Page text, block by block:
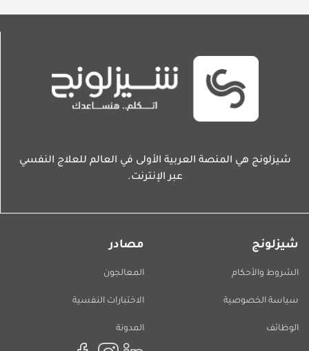
شيزلونج هي المنصة العربية الأولى في العالم للعلاج النفسي
عبر الإنترنت.
شيزلونج
الشروط والأحكام
سياسة الخصوصية
الوظائف
مصادر
المعالجون
الاختبارات النفسية
المدونة